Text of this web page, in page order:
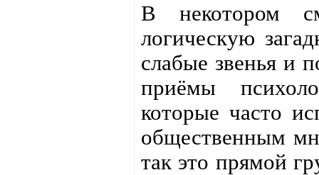
В некотором
логическую
слабые звенья и
приёмы
которые часто
общественным
так это прямой